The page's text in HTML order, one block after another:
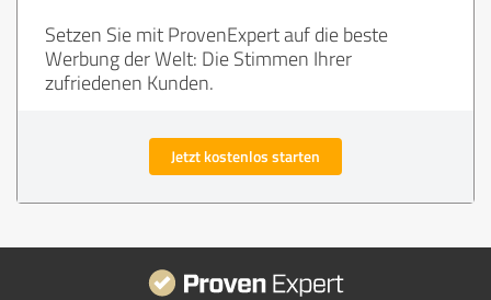
Setzen Sie mit ProvenExpert auf die beste
Werbung der Welt: Die Stimmen Ihrer
zufriedenen Kunden.
Jetzt kostenlos starten